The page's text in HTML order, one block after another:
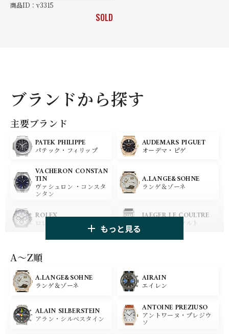
商品ID：v3315
SOLD
ブランドから探す
主要ブランド
PATEK PHILIPPE
パテック・フィリップ
AUDEMARS PIGUET
オーデマ・ピゲ
VACHERON CONSTAN
TIN
ヴァシュロン ・コンスタ
ンタン
A.LANGE&SOHNE
ランゲ＆ゾーネ
ROLEX
ロレックス
JAEGER LE COULTRE
ジャガー・ルクルト
パネライ
OMEGA
オメガ
BREGUET
ブレゲ
BLANCPAIN
ブランパン
BREITLING
ブライトリング
もっと見る
A〜Z順
A.LANGE&SOHNE
ランゲ＆ゾーネ
AIRAIN
エイレン
ALAIN SILBERSTEIN
アラン・シルベスタイン
ANTOINE PREZIUSO
アントワーヌ・プレジウ
ソ